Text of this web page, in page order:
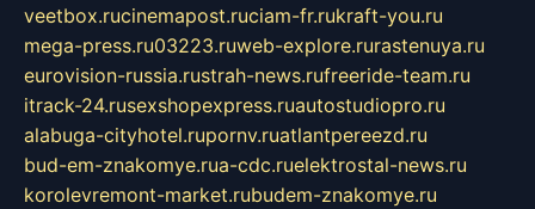
veetbox.rucinemapost.ruciam-fr.rukraft-you.ru
mega-press.ru03223.ruweb-explore.rurastenuya.ru
eurovision-russia.rustrah-news.rufreeride-team.ru
itrack-24.rusexshopexpress.ruautostudiopro.ru
alabuga-cityhotel.rupornv.ruatlantpereezd.ru
bud-em-znakomye.rua-cdc.ruelektrostal-news.ru
korolevremont-market.rubudem-znakomye.ru